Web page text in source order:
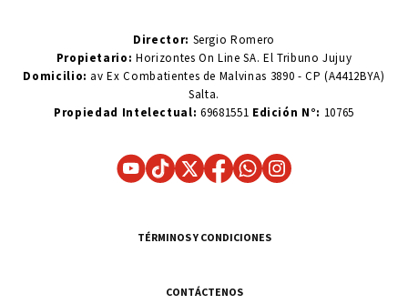
Director: Sergio Romero
Propietario:Horizontes On Line SA. El Tribuno Jujuy
Domicilio: av Ex Combatientes de Malvinas 3890 - CP (A4412BYA)
Salta.
Propiedad Intelectual: 69681551 Edición N°: 10765
TÉRMINOS Y CONDICIONES
CONTÁCTENOS